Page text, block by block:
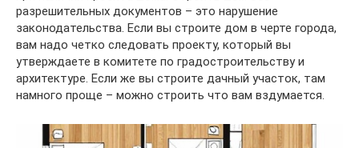
разрешительных документов – это нарушение
законодательства. Если вы строите дом в черте города,
вам надо четко следовать проекту, который вы
утверждаете в комитете по градостроительству и
архитектуре. Если же вы строите дачный участок, там
намного проще – можно строить что вам вздумается.